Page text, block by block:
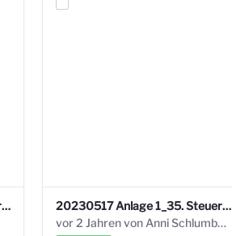
24_4_3 Protokoll Steuerungskreis.pdf
20230517 Anlage 1_35. Steuerungskreis.pdf
vor 2 Jahren von Anni Schlumberger